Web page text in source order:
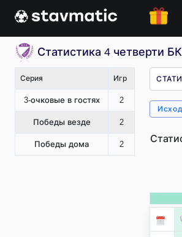
Статистика 4 четверти
Серия Игр
3-очковые в гостях 2
Победы везде 2
Победы дома 2